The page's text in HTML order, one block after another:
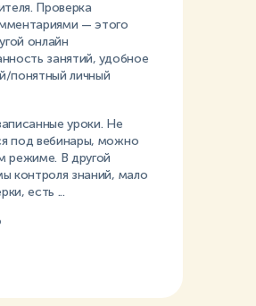
Проверка
— этого
онлайн
занятий, удобное
понятный личный
уроки. Не
под вебинары, можно
режиме. В другой
контроля знаний, мало
есть ...